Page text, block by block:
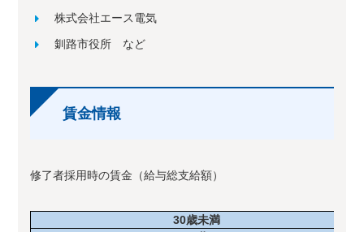
株式会社エース電気
釧路市役所 など
賃金情報
修了者採用時の賃金（給与総支給額）
30歳未満